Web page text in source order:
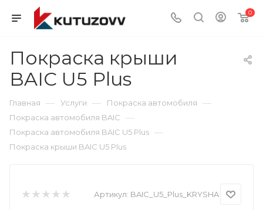
0
Покраска крыши
BAIC U5 Plus
Главная — Услуги — Покраска автомобиля —
Покраска автомобиля BAIC —
Покраска автомобиля BAIC U5 Plus —
Покраска крыши BAIC U5 Plus
Артикул: BAIC_U5_Plus_KRYSHA